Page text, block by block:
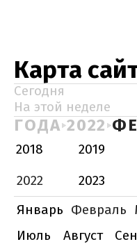
Карта
Сегодня
На этой неделе
ГОДА 2022
2018 2019
2022
2023
Январь Февраль
Июль
Август